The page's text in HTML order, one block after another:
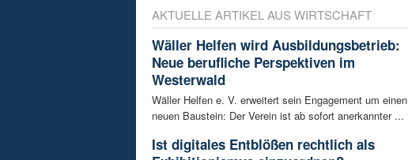
AKTUELLE ARTIKEL AUS WIRTSCHAFT
Wäller Helfen wird Ausbildungsbetrieb:
Neue berufliche Perspektiven im
Westerwald
Wäller Helfen e. V. erweitert sein Engagement um einen
neuen Baustein: Der Verein ist ab sofort anerkannter ...
Ist digitales Entblößen rechtlich als